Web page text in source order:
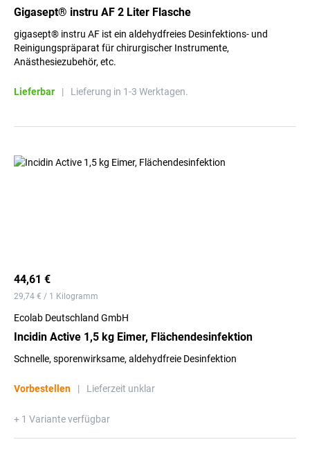
Gigasept® instru AF 2 Liter Flasche
gigasept® instru AF ist ein aldehydfreies Desinfektions- und
Reinigungspräparat für chirurgischer Instrumente,
Anästhesiezubehör, etc.
Lieferbar | Lieferung in 1-3 Werktagen.
44,61 €
29,74 € / 1 Kilogramm
Ecolab Deutschland GmbH
Incidin Active 1,5 kg Eimer, Flächendesinfektion
Schnelle, sporenwirksame, aldehydfreie Desinfektion
Vorbestellen | Lieferzeit unklar
+ 1 Variante verfügbar